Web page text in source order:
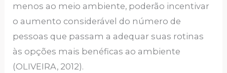
menos ao meio ambiente, poderão incentivar
o aumento considerável do número de
pessoas que passam a adequar suas rotinas
às opções mais benéficas ao ambiente
(OLIVEIRA, 2012).